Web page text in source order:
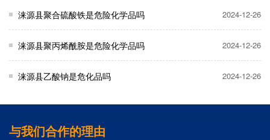
涞源县聚合硫酸铁是危险化学品吗 2024-12-26
涞源县聚丙烯酰胺是危险化学品吗 2024-12-26
涞源县乙酸钠是危化品吗 2024-12-26
与我们合作的理由